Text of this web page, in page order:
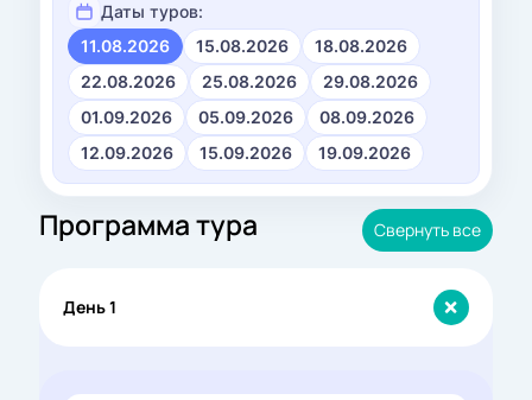
Даты туров:
11.08.2026
15.08.2026
18.08.2026
22.08.2026
25.08.2026
29.08.2026
01.09.2026
05.09.2026
08.09.2026
12.09.2026
15.09.2026 19.09.2026
Программа тура Свернуть все
День 1